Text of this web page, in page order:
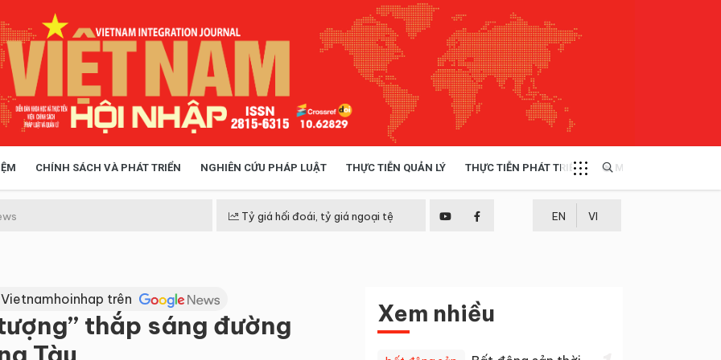
CHÍNH SÁCH VÀ PHÁT TRIỂN NGHIÊN CỨU PHÁP LUẬT THỰC TIỄN QUẢN LÝ THỰC TIỄN PHÁT TRIỂN MULTIMEDIA
Tỷ giá hối đoái, tỷ giá ngoại tệ EN VI
trên
thắp sáng đường
Xem nhiều